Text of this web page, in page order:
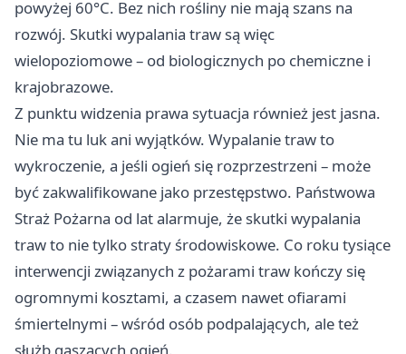
powyżej 60°C. Bez nich rośliny nie mają szans na
rozwój. Skutki wypalania traw są więc
wielopoziomowe – od biologicznych po chemiczne i
krajobrazowe.
Z punktu widzenia prawa sytuacja również jest jasna.
Nie ma tu luk ani wyjątków. Wypalanie traw to
wykroczenie, a jeśli ogień się rozprzestrzeni – może
być zakwalifikowane jako przestępstwo. Państwowa
Straż Pożarna od lat alarmuje, że skutki wypalania
traw to nie tylko straty środowiskowe. Co roku tysiące
interwencji związanych z pożarami traw kończy się
ogromnymi kosztami, a czasem nawet ofiarami
śmiertelnymi – wśród osób podpalających, ale też
służb gaszących ogień.